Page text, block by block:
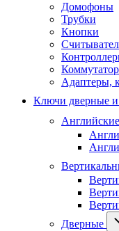
Домофоны
Трубки
Кнопки
Адаптеры,
Ключи дверные и
Английские
Дверные